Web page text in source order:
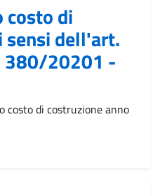
costo di
sensi dell'art.
380/20201 -
costo di costruzione anno